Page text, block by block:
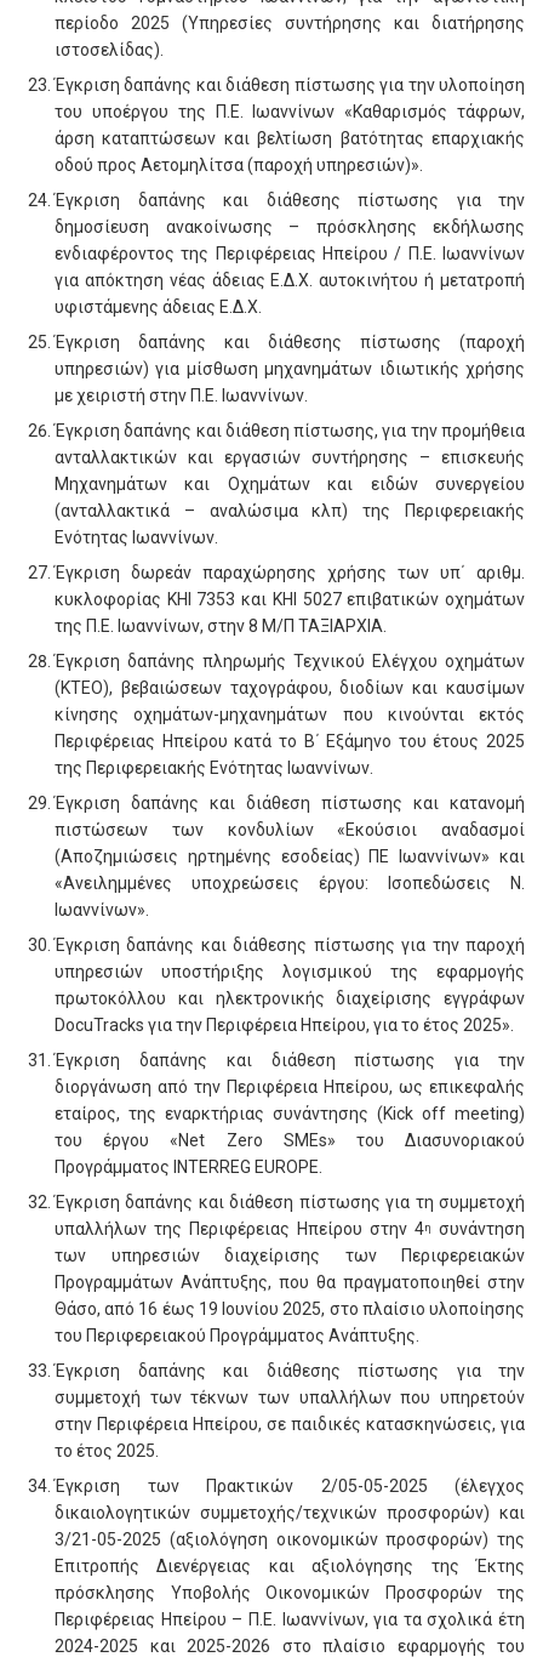
περίοδο 2025 (Υπηρεσίες συντήρησης και διατήρησης
ιστοσελίδας).
Έγκριση δαπάνης και διάθεση πίστωσης για την υλοποίηση
του υποέργου της Π.Ε. Ιωαννίνων «Καθαρισμός τάφρων,
άρση καταπτώσεων και βελτίωση βατότητας επαρχιακής
οδού προς Αετομηλίτσα (παροχή υπηρεσιών)».
Έγκριση δαπάνης και διάθεσης πίστωσης για την
δημοσίευση ανακοίνωσης – πρόσκλησης εκδήλωσης
ενδιαφέροντος της Περιφέρειας Ηπείρου / Π.Ε. Ιωαννίνων
για απόκτηση νέας άδειας Ε.Δ.Χ. αυτοκινήτου ή μετατροπή
υφιστάμενης άδειας Ε.Δ.Χ.
Έγκριση δαπάνης και διάθεσης πίστωσης (παροχή
υπηρεσιών) για μίσθωση μηχανημάτων ιδιωτικής χρήσης
με χειριστή στην Π.Ε. Ιωαννίνων.
Έγκριση δαπάνης και διάθεση πίστωσης, για την προμήθεια
ανταλλακτικών και εργασιών συντήρησης – επισκευής
Μηχανημάτων και Οχημάτων και ειδών συνεργείου
(ανταλλακτικά – αναλώσιμα κλπ) της Περιφερειακής
Ενότητας Ιωαννίνων.
Έγκριση δωρεάν παραχώρησης χρήσης των υπ΄ αριθμ.
κυκλοφορίας ΚΗΙ 7353 και KHI 5027 επιβατικών οχημάτων
της Π.Ε. Ιωαννίνων, στην 8 Μ/Π ΤΑΞΙΑΡΧΙΑ.
Έγκριση δαπάνης πληρωμής Τεχνικού Ελέγχου οχημάτων
(ΚΤΕΟ), βεβαιώσεων ταχογράφου, διοδίων και καυσίμων
κίνησης οχημάτων-μηχανημάτων που κινούνται εκτός
Περιφέρειας Ηπείρου κατά το Β΄ Εξάμηνο του έτους 2025
της Περιφερειακής Ενότητας Ιωαννίνων.
Έγκριση δαπάνης και διάθεση πίστωσης και κατανομή
πιστώσεων των κονδυλίων «Εκούσιοι αναδασμοί
(Αποζημιώσεις ηρτημένης εσοδείας) ΠΕ Ιωαννίνων» και
«Ανειλημμένες υποχρεώσεις έργου: Ισοπεδώσεις Ν.
Ιωαννίνων».
Έγκριση δαπάνης και διάθεσης πίστωσης για την παροχή
υπηρεσιών υποστήριξης λογισμικού της εφαρμογής
πρωτοκόλλου και ηλεκτρονικής διαχείρισης εγγράφων
DocuTracks για την Περιφέρεια Ηπείρου, για το έτος 2025».
Έγκριση δαπάνης και διάθεση πίστωσης για την
διοργάνωση από την Περιφέρεια Ηπείρου, ως επικεφαλής
εταίρος, της εναρκτήριας συνάντησης (Kick off meeting)
του έργου «Net Zero SMEs» του Διασυνοριακού
Προγράμματος INTERREG EUROPE.
Έγκριση δαπάνης και διάθεση πίστωσης για τη συμμετοχή
υπαλλήλων της Περιφέρειας Ηπείρου στην 4η
συνάντηση
των υπηρεσιών διαχείρισης των Περιφερειακών
Προγραμμάτων Ανάπτυξης, που θα πραγματοποιηθεί στην
Θάσο, από 16 έως 19 Ιουνίου 2025, στο πλαίσιο υλοποίησης
του Περιφερειακού Προγράμματος Ανάπτυξης.
Έγκριση δαπάνης και διάθεσης πίστωσης για την
συμμετοχή των τέκνων των υπαλλήλων που υπηρετούν
στην Περιφέρεια Ηπείρου, σε παιδικές κατασκηνώσεις, για
το έτος 2025.
Έγκριση των Πρακτικών 2/05-05-2025 (έλεγχος
δικαιολογητικών συμμετοχής/τεχνικών προσφορών) και
3/21-05-2025 (αξιολόγηση οικονομικών προσφορών) της
Επιτροπής Διενέργειας και αξιολόγησης της Έκτης
πρόσκλησης Υποβολής Οικονομικών Προσφορών της
Περιφέρειας Ηπείρου – Π.Ε. Ιωαννίνων, για τα σχολικά έτη
2024-2025 και 2025-2026 στο πλαίσιο εφαρμογής του